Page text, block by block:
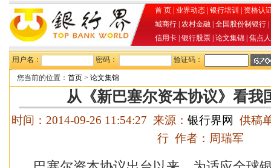
首 页 业界动态 银行培训
资格认
城商行 农村金融 全国股份制银行
信用卡 银行股票 论文集锦 焦点
用户名： 密码： 验证码：
您当前的位置： 首页 > 论文集锦
从《新巴塞尔资本协议》看我
时间：2014-09-26 11:54:27 来源： 银行界网
供稿
行 作者：周瑞军